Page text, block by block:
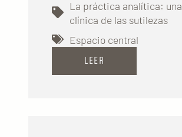
La práctica analítica: una
clínica de las sutilezas
Espacio central
LEER